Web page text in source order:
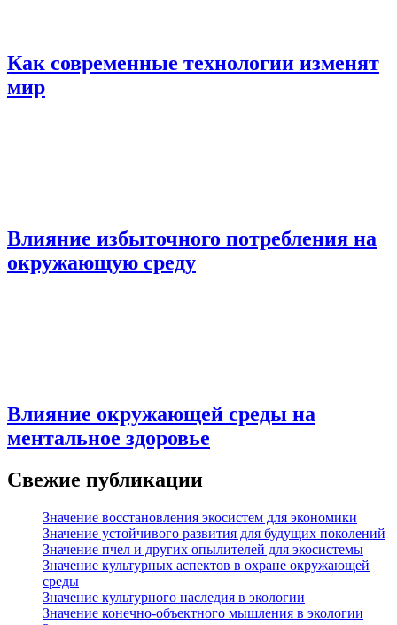
Как современные технологии изменят
мир
Влияние избыточного потребления на
окружающую среду
Влияние окружающей среды на
ментальное здоровье
Свежие публикации
Значение восстановления экосистем для экономики
Значение устойчивого развития для будущих поколений
Значение пчел и других опылителей для экосистемы
Значение культурных аспектов в охране окружающей
среды
Значение культурного наследия в экологии
Значение конечно-объектного мышления в экологии